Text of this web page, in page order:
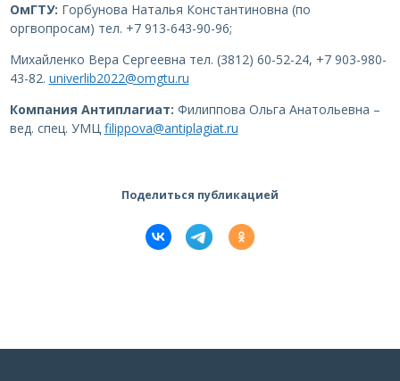
ОмГТУ: Горбунова Наталья Константиновна (по
оргвопросам) тел. +7 913-643-90-96;
Михайленко Вера Сергеевна тел. (3812) 60-52-24, +7 903-980-
43-82. univerlib2022@omgtu.ru
Компания Антиплагиат: Филиппова Ольга Анатольевна –
вед. спец. УМЦ filippova@antiplagiat.ru
Поделиться публикацией